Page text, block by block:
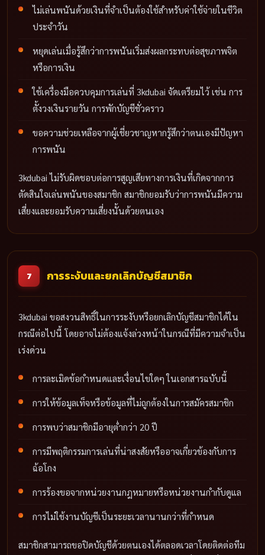
ไม่เล่นพนันด้วยเงินที่จำเป็นต้องใช้สำหรับค่าใช้จ่ายในชีวิต
ประจำวัน
หยุดเล่นเมื่อรู้สึกว่าการพนันเริ่มส่งผลกระทบต่อสุขภาพจิต
หรือการเงิน
ใช้เครื่องมือควบคุมการเล่นที่ 3kdubai จัดเตรียมไว้ เช่น การ
ตั้งวงเงินรายวัน การพักบัญชีชั่วคราว
ขอความช่วยเหลือจากผู้เชี่ยวชาญหากรู้สึกว่าตนเองมีปัญหา
การพนัน
3kdubai ไม่รับผิดชอบต่อการสูญเสียทางการเงินที่เกิดจากการ
ตัดสินใจเล่นพนันของสมาชิก สมาชิกยอมรับว่าการพนันมีความ
เสี่ยงและยอมรับความเสี่ยงนั้นด้วยตนเอง
7 การระงับและยกเลิกบัญชีสมาชิก
3kdubai ขอสงวนสิทธิ์ในการระงับหรือยกเลิกบัญชีสมาชิกได้ใน
กรณีต่อไปนี้ โดยอาจไม่ต้องแจ้งล่วงหน้าในกรณีที่มีความจำเป็น
เร่งด่วน
การละเมิดข้อกำหนดและเงื่อนไขใดๆ ในเอกสารฉบับนี้
การให้ข้อมูลเท็จหรือข้อมูลที่ไม่ถูกต้องในการสมัครสมาชิก
การพบว่าสมาชิกมีอายุต่ำกว่า 20 ปี
การมีพฤติกรรมการเล่นที่น่าสงสัยหรืออาจเกี่ยวข้องกับการ
ฉ้อโกง
การร้องขอจากหน่วยงานกฎหมายหรือหน่วยงานกำกับดูแล
การไม่ใช้งานบัญชีเป็นระยะเวลานานกว่าที่กำหนด
สมาชิกสามารถขอปิดบัญชีด้วยตนเองได้ตลอดเวลาโดยติดต่อทีม